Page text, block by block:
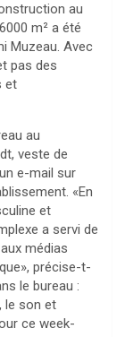
au
m² a été
Muzeau. Avec
pas des
et
au
veste de
e-mail sur
«En
et
a servi de
médias
précise-t-
le bureau :
le son et
ce week-